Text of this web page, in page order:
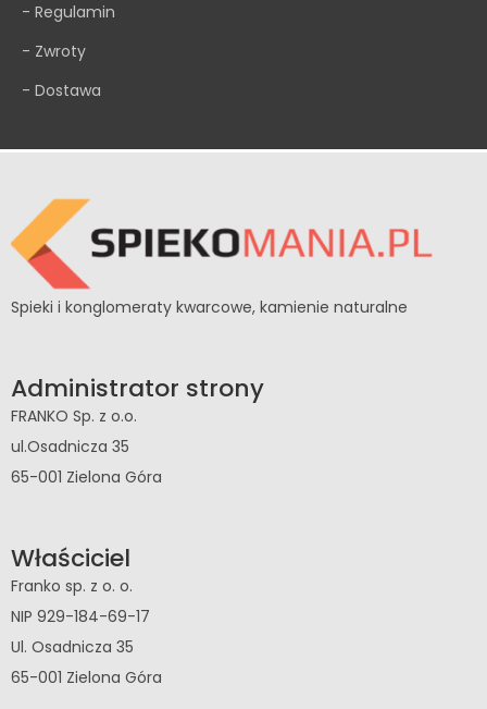
- Regulamin
- Zwroty
- Dostawa
Spieki i konglomeraty kwarcowe, kamienie naturalne
Administrator strony
FRANKO Sp. z o.o.
ul.Osadnicza 35
65-001 Zielona Góra
Właściciel
Franko sp. z o. o.
NIP 929-184-69-17
Ul. Osadnicza 35
65-001 Zielona Góra